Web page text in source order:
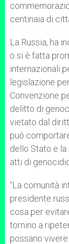
centinaia di
La Russia, ha
o si è fatta
internazionali
legislazione
Convenzione
delitto di
vietato dal
può
dello Stato e
atti di
“La comunità
presidente
cosa per
tornino a
possano